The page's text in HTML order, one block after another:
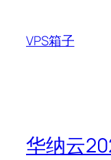
VPS箱子
华纳云